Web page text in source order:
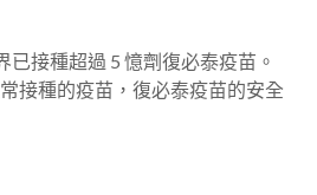
已接種超過 5 憶劑復必泰疫苗。
接種的疫苗，復必泰疫苗的安全